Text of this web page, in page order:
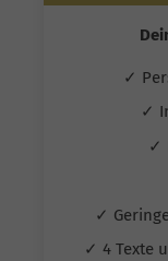
✓
✓
✓
✓
✓ 4 Texte